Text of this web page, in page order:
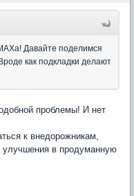
Давайте поделимся
как подкладки делают
проблемы! И нет
к внедорожникам,
улучшения в продуманную